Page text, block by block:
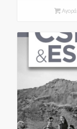
Αγορά